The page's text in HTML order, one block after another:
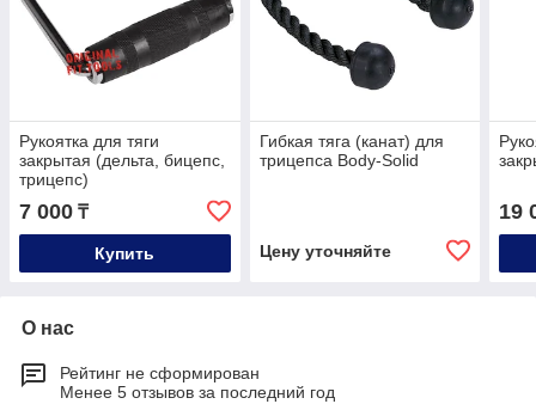
Рукоятка для тяги
закрытая (дельта, бицепс,
трицепс)
7 000 ₸
Купить
Гибкая тяга (канат) для
трицепса Body-Solid
Цену уточняйте
19
О нас
Рейтинг не сформирован
Менее 5 отзывов за последний год